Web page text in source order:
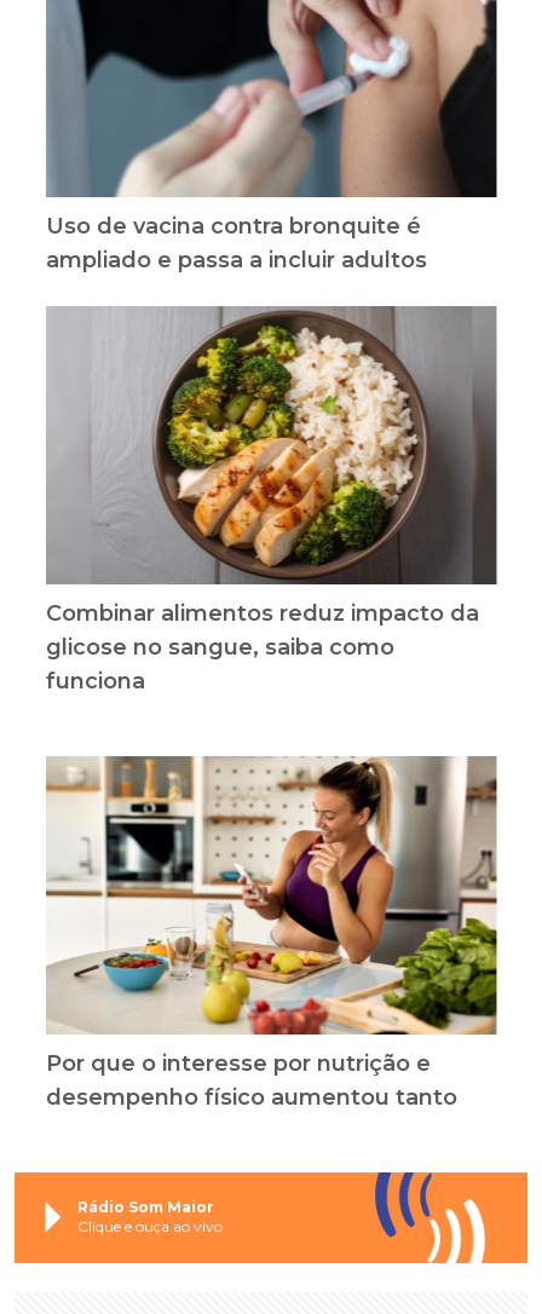
Uso de vacina contra bronquite é
ampliado e passa a incluir adultos
Combinar alimentos reduz impacto da
glicose no sangue, saiba como
funciona
Por que o interesse por nutrição e
desempenho físico aumentou tanto
Rádio Som Maior
Clique e ouça ao vivo